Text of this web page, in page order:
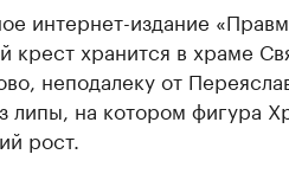
интернет-издание
крест хранится в храме
неподалеку от
липы, на котором фигура
рост.